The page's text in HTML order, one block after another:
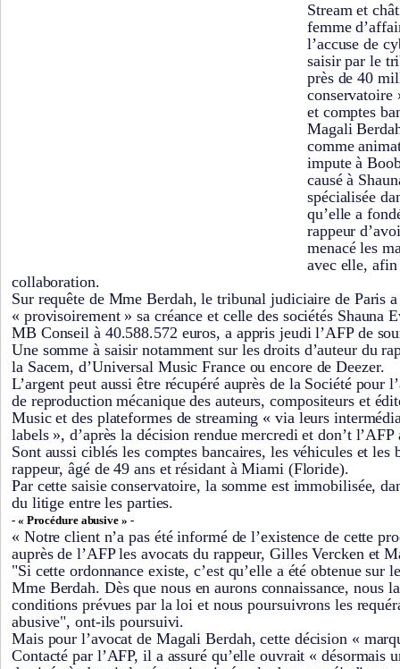
Stream et
femme
l’accuse de
saisir par le
près de 40
conservatoire
et comptes
Magali
comme
impute à
causé à
spécialisée
qu’elle a
rappeur
menacé les
avec elle,
collaboration.
Sur requête de Mme Berdah, le tribunal judiciaire de Paris
« provisoirement » sa créance et celle des sociétés Shauna
MB Conseil à 40.588.572 euros, a appris jeudi l’AFP de
Une somme à saisir notamment sur les droits d’auteur du
la Sacem, d’Universal Music France ou encore de Deezer.
L’argent peut aussi être récupéré auprès de la Société pour
de reproduction mécanique des auteurs, compositeurs et
Music et des plateformes de streaming « via leurs
labels », d’après la décision rendue mercredi et don’t
Sont aussi ciblés les comptes bancaires, les véhicules et les
rappeur, âgé de 49 ans et résidant à Miami (Floride).
Par cette saisie conservatoire, la somme est immobilisée,
du litige entre les parties.
- « Procédure abusive » -
« Notre client n’a pas été informé de l’existence de cette
auprès de l’AFP les avocats du rappeur, Gilles Vercken et
"Si cette ordonnance existe, c’est qu’elle a été obtenue sur
Mme Berdah. Dès que nous en aurons connaissance, nous
conditions prévues par la loi et nous poursuivrons les
abusive", ont-ils poursuivi.
Mais pour l’avocat de Magali Berdah, cette décision «
Contacté par l’AFP, il a assuré qu’elle ouvrait « désormais